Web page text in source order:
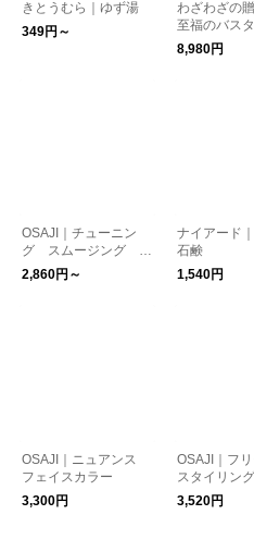
きとうむら｜ゆず湯
349円～
わざわざの
至福のバス
ト
8,980円
OSAJI｜チューニン
グ スムージング シ
ャンプー コンディシ
ョナー
2,860円～
ナイアード
石鹸
1,540円
OSAJI｜ニュアンス
フェイスカラー
3,300円
OSAJI｜フ
スタイリン
3,520円